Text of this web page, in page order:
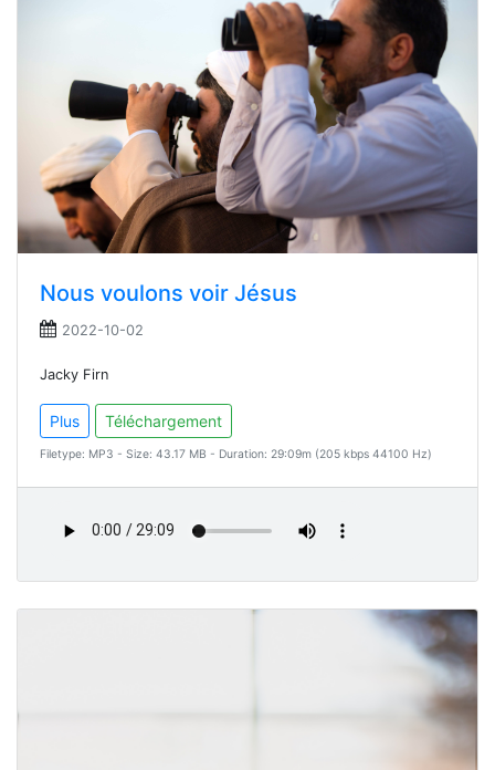
Nous voulons voir Jésus
2022-10-02
Jacky Firn
Plus Téléchargement
Filetype: MP3 - Size: 43.17 MB - Duration: 29:09m (205 kbps 44100 Hz)